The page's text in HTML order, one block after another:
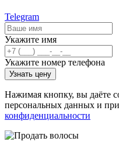
Telegram
Укажите имя
Укажите номер телефона
Узнать цену
Нажимая кнопку, вы даёте
персональных данных и
конфиденциальности